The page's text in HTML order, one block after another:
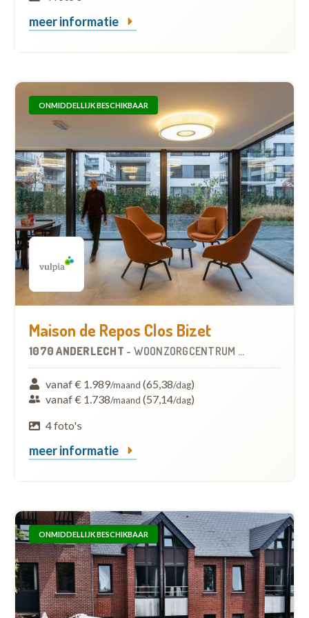
meer informatie
ONMIDDELLIJK BESCHIKBAAR
Maison de Repos Clos Bizet
1070 ANDERLECHT - WOONZORGCENTRUM (WZC)
vanaf € 1.989/maand (65,38/dag)
vanaf € 1.738/maand (57,14/dag)
4 foto's
meer informatie
ONMIDDELLIJK BESCHIKBAAR